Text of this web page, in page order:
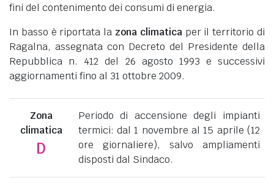
fini del contenimento dei consumi di energia.
In basso è riportata la zona climaticaper il territorio di
Ragalna, assegnata con Decreto del Presidente della
Repubblica n. 412 del 26 agosto 1993 e successivi
aggiornamenti fino al 31 ottobre 2009.
Zona
climatica
D
Periodo di accensione degli impianti
termici: dal 1 novembre al 15 aprile (12
ore giornaliere), salvo ampliamenti
disposti dal Sindaco.